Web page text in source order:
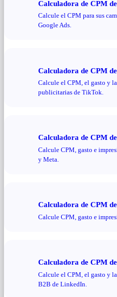
Calculadora de CPM
Calcule el CPM para sus
Google Ads.
Calculadora de CPM
Calcule el CPM, el gasto y
publicitarias de TikTok.
Calculadora de CPM
Calcule CPM, gasto e
y Meta.
Calculadora de CPM
Calcule CPM, gasto e
Calculadora de CPM
Calcule el CPM, el gasto y
B2B de LinkedIn.